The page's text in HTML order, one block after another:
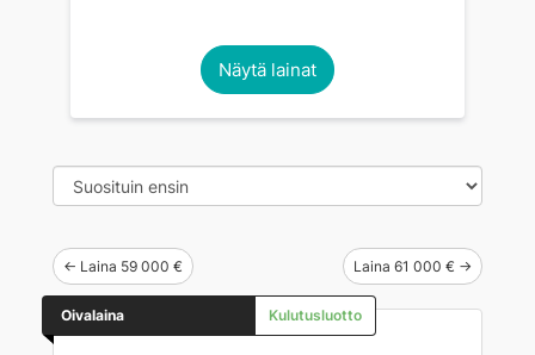
Näytä lainat
← Laina 59 000 € Laina 61 000 € →
Oivalaina Kulutusluotto